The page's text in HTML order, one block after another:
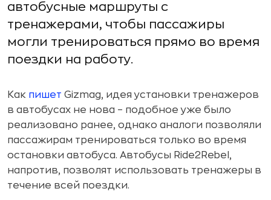
автобусные маршруты с
тренажерами, чтобы пассажиры
могли тренироваться прямо во время
поездки на работу.
Как пишет Gizmag, идея установки тренажеров
в автобусах не нова – подобное уже было
реализовано ранее, однако аналоги позволяли
пассажирам тренироваться только во время
остановки автобуса. Автобусы Ride2Rebel,
напротив, позволят использовать тренажеры в
течение всей поездки.